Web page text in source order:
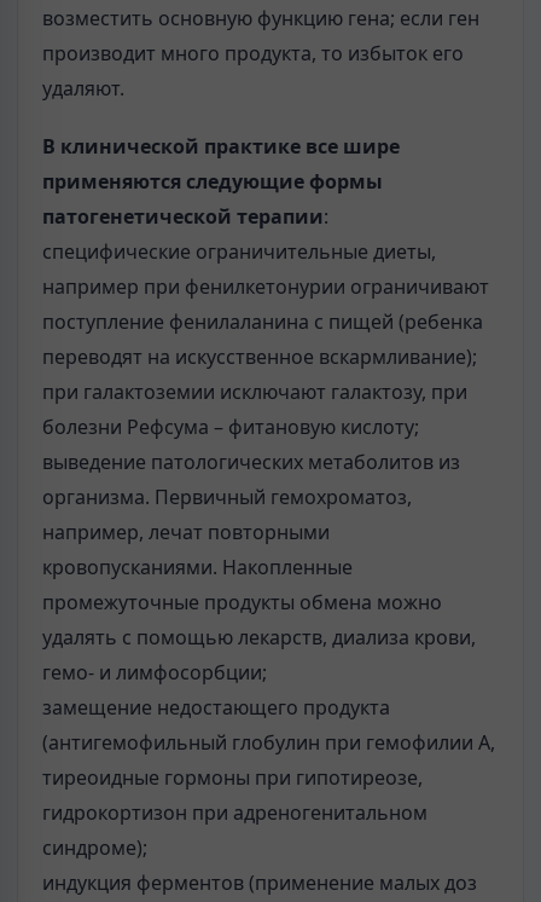
возместить основную функцию гена; если ген
производит много продукта, то избыток его
удаляют.
В клинической практике все шире
применяются следующие формы
патогенетической терапии:
специфические ограничительные диеты,
например при фенилкетонурии ограничивают
поступление фенилаланина с пищей (ребенка
переводят на искусственное вскармливание);
при галактоземии исключают галактозу, при
болезни Рефсума – фитановую кислоту;
выведение патологических метаболитов из
организма. Первичный гемохроматоз,
например, лечат повторными
кровопусканиями. Накопленные
промежуточные продукты обмена можно
удалять с помощью лекарств, диализа крови,
гемо- и лимфосорбции;
замещение недостающего продукта
(антигемофильный глобулин при гемофилии А,
тиреоидные гормоны при гипотиреозе,
гидрокортизон при адреногенитальном
синдроме);
индукция ферментов (применение малых доз